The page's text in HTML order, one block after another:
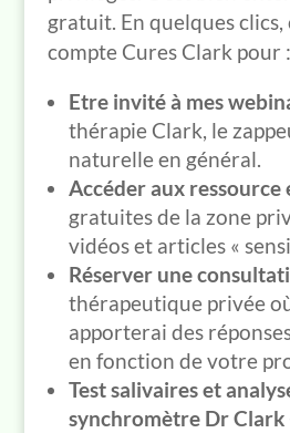
gratuit. En quelques
compte Cures Clark pour :
Etre invité à mes
thérapie Clark, le
naturelle en général.
Accéder aux ressource
gratuites de la zone
vidéos et articles «
Réserver une
thérapeutique privée
apporterai des
en fonction de votre
Test salivaires et
synchromètre Dr Clark